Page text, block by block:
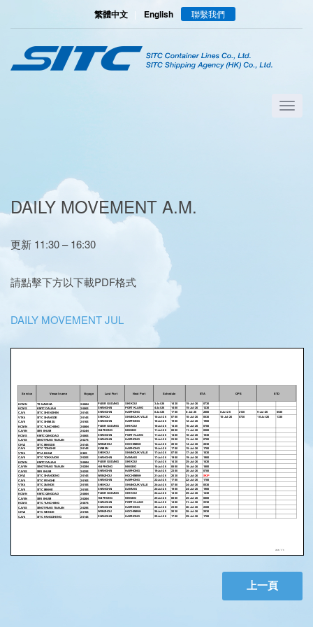
繁體中文| English 聯繫我們
DAILY MOVEMENT A.M.
更新 11:30 – 16:30
請點擊下方以下載PDF格式
DAILY MOVEMENT JUL
上一頁